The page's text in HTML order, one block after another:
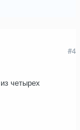
#4
четырех